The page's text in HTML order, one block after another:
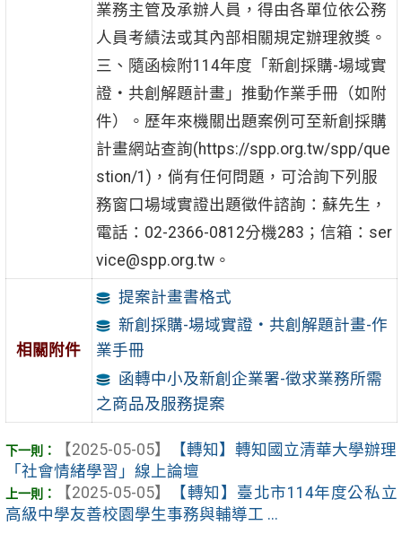
業務主管及承辦人員，得由各單位依公務
人員考績法或其內部相關規定辦理敘獎。
三、隨函檢附114年度「新創採購-場域實
證‧共創解題計畫」推動作業手冊（如附
件）。歷年來機關出題案例可至新創採購
計畫網站查詢(https://spp.org.tw/spp/que
stion/1)，倘有任何問題，可洽詢下列服
務窗口場域實證出題徵件諮詢：蘇先生，
電話：02-2366-0812分機283；信箱：ser
vice@spp.org.tw。
相關附件
提案計畫書格式
新創採購-場域實證‧共創解題計畫-作
業手冊
函轉中小及新創企業署-徵求業務所需
之商品及服務提案
【2025-05-05】
【轉知】轉知國立清華大學辦理
「社會情緒學習」線上論壇
【2025-05-05】
【轉知】臺北市114年度公私立
高級中學友善校園學生事務與輔導工 ...